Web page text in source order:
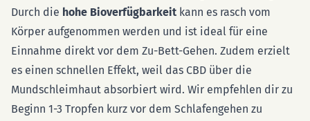
Durch die hohe Bioverfügbarkeit kann es rasch vom
Körper aufgenommen werden und ist ideal für eine
Einnahme direkt vor dem Zu-Bett-Gehen. Zudem erzielt
es einen schnellen Effekt, weil das CBD über die
Mundschleimhaut absorbiert wird. Wir empfehlen dir zu
Beginn 1-3 Tropfen kurz vor dem Schlafengehen zu